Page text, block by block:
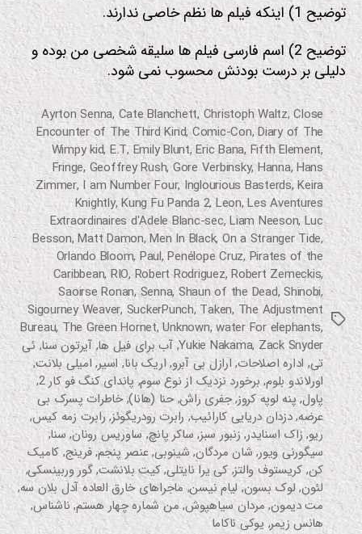
توضیح 1) اینکه فیلم ها نظم خاصی ندارند.
توضیح 2) اسم فارسی فیلم ها سلیقه شخصی من بوده و
دلیلی بر درست بودنش محسوب نمی شود.
برچسب‌ها
Ayrton Senna, Cate Blanchett, Christoph Waltz,Close
Encounter of The Third Kind,Comic-Con,Diary of The
Wimpy kid, E.T, Emily Blunt,Eric Bana, Fifth Element,
Fringe, Geoffrey Rush, Gore Verbinsky, Hanna,Hans
Zimmer, I am Number Four, Inglourious Basterds,Keira
Knightly,Kung Fu Panda 2,Leon,Les Aventures
Extraordinaires d'Adele Blanc-sec,Liam Neeson, Luc
Besson,Matt Damon,Men In Black, On a Stranger Tide,
Orlando Bloom, Paul,Penélope Cruz, Pirates of the
Caribbean,RIO,Robert Rodriguez,Robert Zemeckis,
Saoirse Ronan,Senna,Shaun of the Dead,Shinobi,
Sigourney Weaver, SuckerPunch,Taken,The Adjustment
Bureau, The Green Hornet,Unknown,water For elephants,
Yukie Nakama, Zack Snyder
,آب برای فیل ها,آیرتون سنا,ئی
تی, اداره اصلاحات,ارازل بی آبرو,اریک بانا,اسیر, امیلی بلانت,
اورلاندو بلوم, برخورد نزدیک از نوع سوم, پاندای کنگ فو کار 2 ,
پاول,پنه لوپه کروز,جفری راش,حنا (هانا),خاطرات پسرک بی
عرضه,دزدان دریایی کارائیب,رابرت رودریگوئز,رابرت زمه کیس,
ریو,زاک اسنایدر,زنبور سبز, ساکر پانچ,ساوریس رونان, سنا,
سیگورنی ویور, شان مردگان,شینوبی,عنصر پنجم,فرینج, کامیک
کن, کریستوف والتز,کی یرا نایتلی,کیت بلانشت,گور وربینسکی,
لئون,لوک بسون,لیام نیسن,ماجراهای خارق العاده آدل بلان سه,
مت دیمون, مردان سیاهپوش, من شماره چهار هستم,ناشناس,
هانس زیمر, یوکی ناکاما